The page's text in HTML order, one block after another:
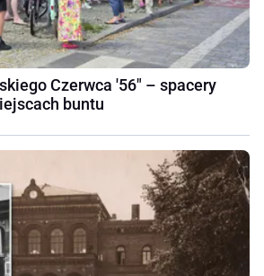
Czerwca '56" – spacery
buntu